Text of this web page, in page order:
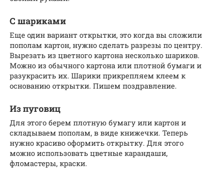
С шариками
Еще один вариант открытки, это когда вы сложили
пополам картон, нужно сделать разрезы по центру.
Вырезать из цветного картона несколько шариков.
Можно из обычного картона или плотной бумаги и
разукрасить их. Шарики прикрепляем клеем к
основанию открытки. Пишем поздравление.
Из пуговиц
Для этого берем плотную бумагу или картон и
складываем пополам, в виде книжечки. Теперь
нужно красиво оформить открытку. Для этого
можно использовать цветные карандаши,
фломастеры, краски.